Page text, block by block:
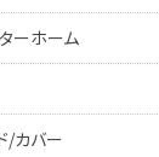
ーホーム
/カバー